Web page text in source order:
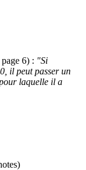
6) : "Si
il peut passer un
laquelle il a